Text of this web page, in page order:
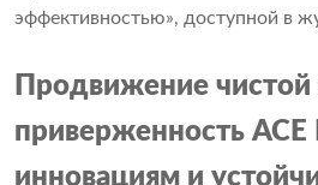
эффективностью», доступной в
Продвижение чистой
приверженность ACE
инновациям и